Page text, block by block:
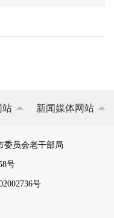
站 新闻媒体网站
委员会老干部局
号
号